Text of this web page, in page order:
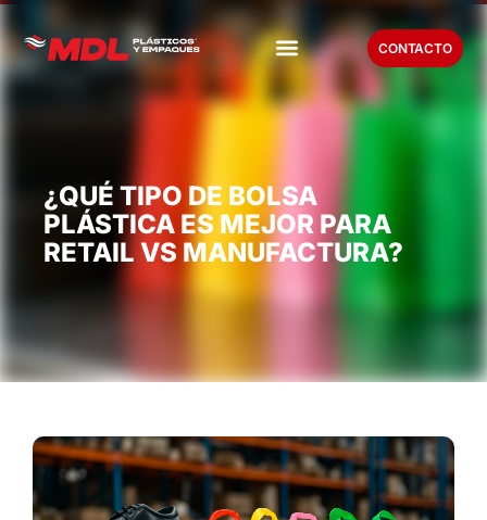
CONTACTO
¿QUÉ TIPO DE BOLSA
PLÁSTICA ES MEJOR PARA
RETAIL VS MANUFACTURA?